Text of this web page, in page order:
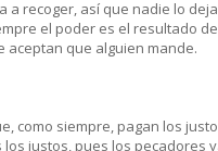
a recoger, así que nadie lo
el poder es el resultado
aceptan que alguien mande.
como siempre, pagan los
los justos, pues los pecadores